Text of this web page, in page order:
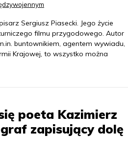
Sergiusz Piasecki. Jego życie
filmu przygodowego. Autor
buntownikiem, agentem wywiadu,
Krajowej, to wszystko można
poeta Kazimierz
zapisujący dolę